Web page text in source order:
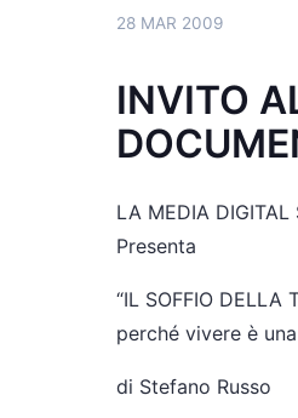
28 MAR 2009
INVITO
LA MEDIA DIGITAL
Presenta
“IL SOFFIO DELLA
perché vivere è
di Stefano Russo